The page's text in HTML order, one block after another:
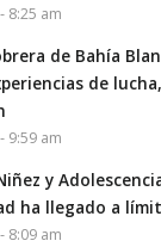
8:25 am
de Bahía
de
9:59 am
y
ha llegado a
8:09 am